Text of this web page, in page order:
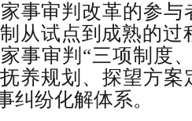
事审判改革的参与
从试点到成熟的过
事审判“三项制度
养规划、探望方案
纠纷化解体系。